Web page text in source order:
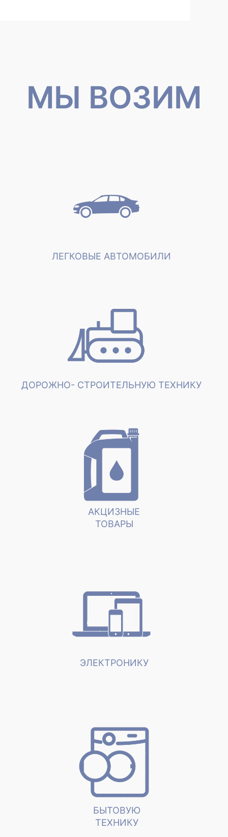
МЫ ВОЗИМ
ЛЕГКОВЫЕ АВТОМОБИЛИ
ДОРОЖНО- СТРОИТЕЛЬНУЮ ТЕХНИКУ
АКЦИЗНЫЕ
ТОВАРЫ
ЭЛЕКТРОНИКУ
БЫТОВУЮ
ТЕХНИКУ